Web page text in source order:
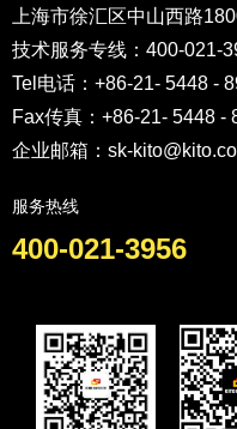
上海市徐汇区中山西路
技术服务专线：400-021-
Tel电话：+86-21- 5448 -
Fax传真：+86-21- 5448 -
企业邮箱：sk-
服务热线
400-021-3956